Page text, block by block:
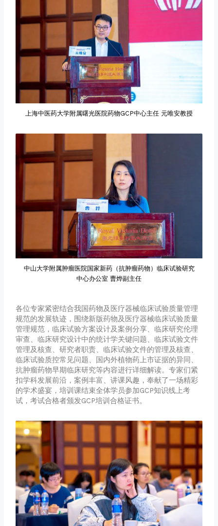
上海中医药大学附属曙光医院药物GCP中心主任 元唯安教授
中山大学附属肿瘤医院国家新药（抗肿瘤药物）临床试验研究
中心办公室 曹烨副主任
各位专家紧密结合我国药物及医疗器械临床试验质量管理
规范的发展轨迹，围绕新版药物及医疗器械临床试验质量
管理规范，临床试验方案设计及案例分享、临床研究伦理
审查、临床研究设计中的统计学关键问题、临床试验文件
管理及核查、研究者职责、临床试验文件的管理及核查、
临床试验质控常见问题、国内外植物药上市证据的异同、
抗肿瘤药物早期临床研究等内容进行详细解读。专家们紧
扣学科发展前沿，案例丰富、讲课风趣，奉献了一场精彩
的学术盛宴，培训课结束全体学员参加GCP知识线上考
试，考试合格者颁发GCP培训合格证书。